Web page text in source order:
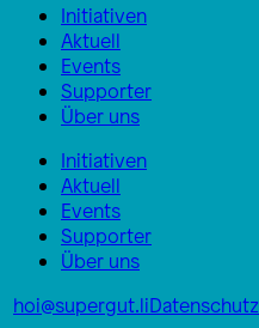
Initiativen
Aktuell
Events
Supporter
Über uns
Initiativen
Aktuell
Events
Supporter
Über uns
hoi@supergut.liDatenschutz